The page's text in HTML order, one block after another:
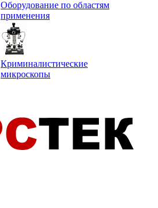
Оборудование по областям
применения
Криминалистические
микроскопы